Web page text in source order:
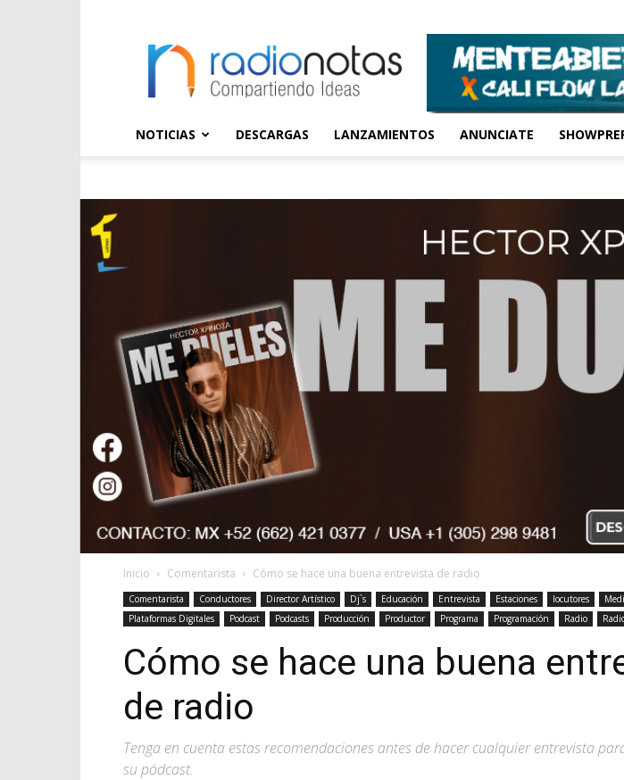
NOTICIAS DESCARGAS LANZAMIENTOS ANUNCIATE
Inicio Comentarista Cómo se hace una buena entrevista de radio
Comentarista Conductores Director Artístico Dj`s Educación Entrevista Estaciones locutores
Plataformas Digitales
Podcast Podcasts Producción Productor Programa Programación Radio
Cómo se hace una buena
de radio
Tenga en cuenta estas recomendaciones antes de hacer cualquier entrevista
su pódcast.